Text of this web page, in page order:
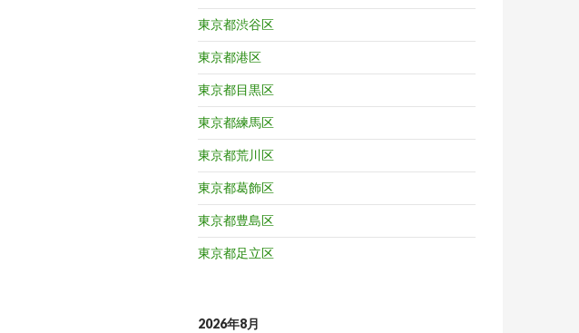
東京都渋谷区
東京都港区
東京都目黒区
東京都練馬区
東京都荒川区
東京都葛飾区
東京都豊島区
東京都足立区
2026年8月